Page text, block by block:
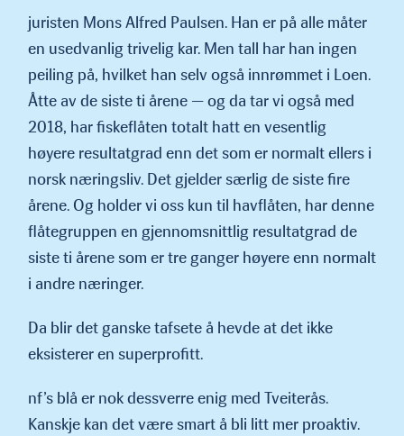
juristen Mons Alfred Paulsen. Han er på alle måter
en usedvanlig trivelig kar. Men tall har han ingen
peiling på, hvilket han selv også innrømmet i Loen.
Åtte av de siste ti årene — og da tar vi også med
2018, har fiskeflåten totalt hatt en vesentlig
høyere resultatgrad enn det som er nor­malt ellers i
norsk næringsliv. Det gjelder særlig de siste fire
årene. Og holder vi oss kun til havflåten, har denne
flåtegruppen en gjennomsnittlig resultatgrad de
siste ti årene som er tre ganger høyere enn normalt
i andre næringer.
Da blir det ganske tafsete å hevde at det ikke
eksisterer en superprofitt.
nf’s blå er nok dessverre enig med Tveiterås.
Kanskje kan det være smart å bli litt mer proaktiv.